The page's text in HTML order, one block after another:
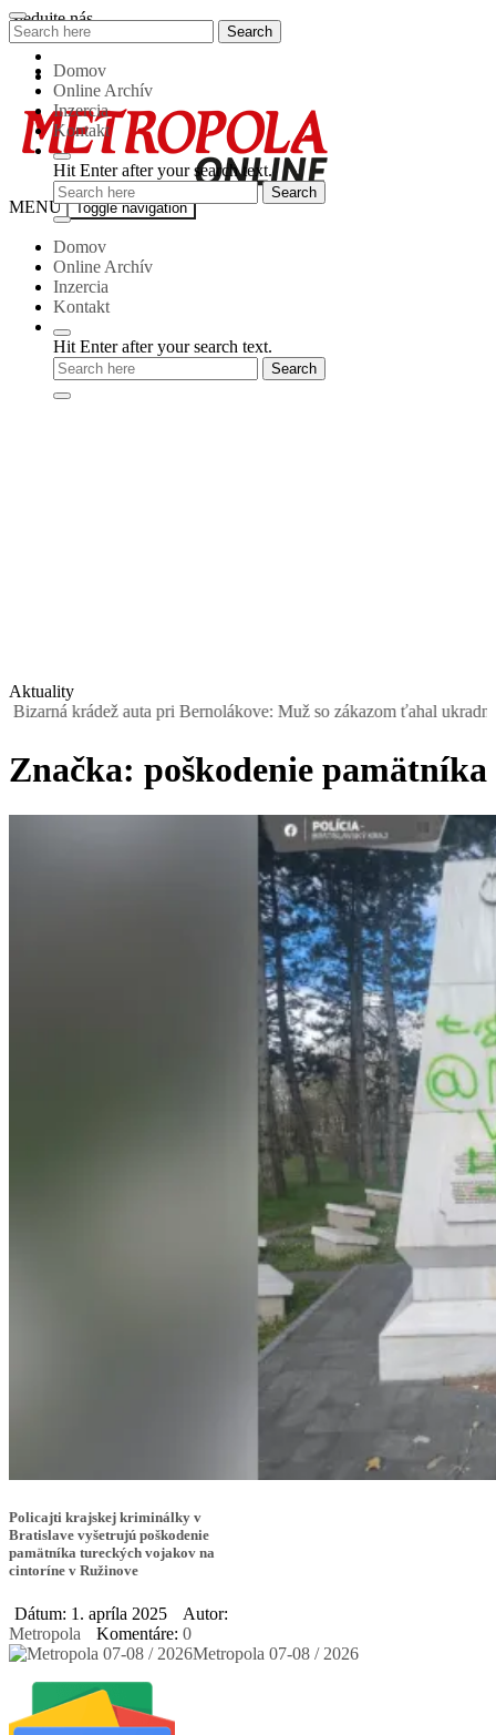
Skip
to
content
Sledujte nás
Metropola-
MENU Toggle navigation
Domov
Online Archív
Inzercia
Kontakt
Hit Enter after your search text.
Search
for:
Search
Domov
Online Archív
Inzercia
Kontakt
Hit Enter after your search text.
Aktuality
krádež auta pri Bernolákove: Muž so zákazom ťahal ukradnutý
Značka: poškodenie pamätníka
Policajti krajskej kriminálky v
Bratislave vyšetrujú poškodenie
pamätníka tureckých vojakov na
cintoríne v Ružinove
Dátum: 1. apríla 2025
Autor:
Metropola
Komentáre: 0
Metropola 07-08 / 2026